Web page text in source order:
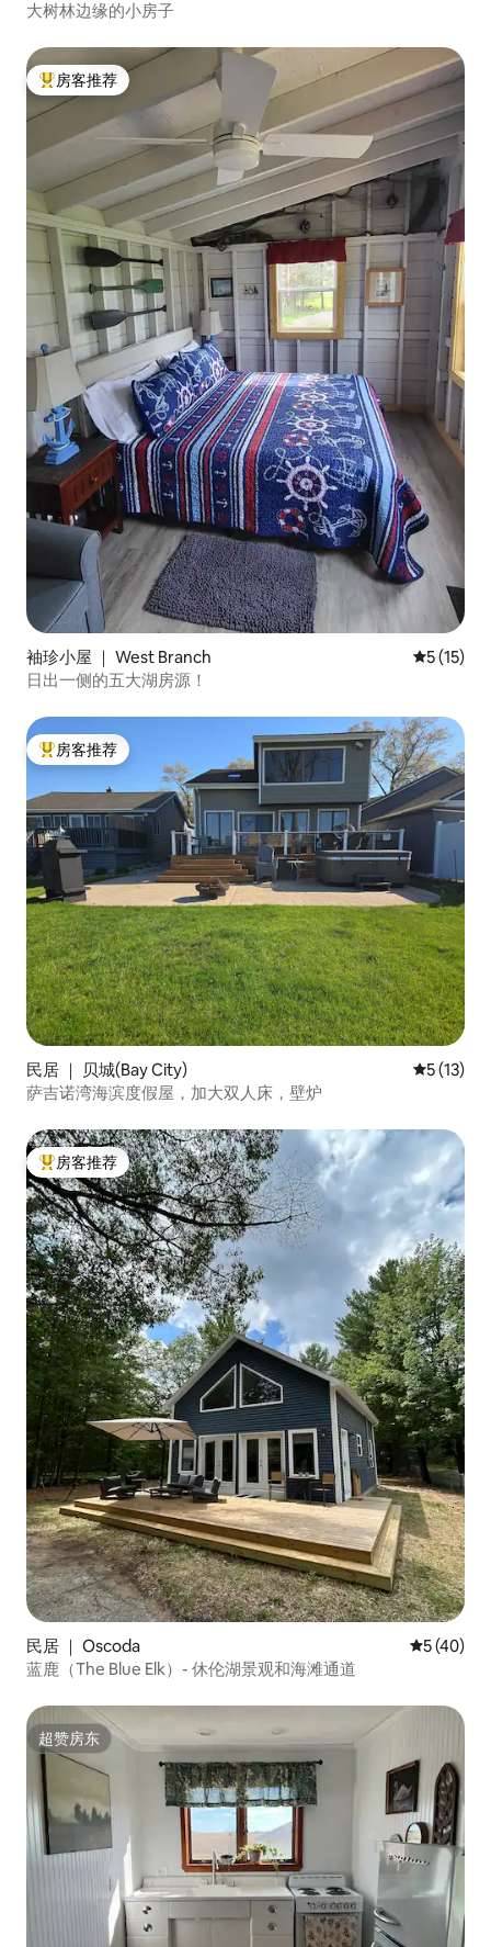
大树林边缘的小房子
热门「房客推荐」
房客推荐
袖珍小屋 ｜ West Branch 平均评分
5 (15)
日出一侧的五大湖房源！
热门「房客推荐」
房客推荐
民居 ｜ 贝城(Bay City) 平均评分
5 (13)
萨吉诺湾海滨度假屋，加大双人床，壁炉
热门「房客推荐」
房客推荐
民居 ｜ Oscoda 平均评分
5 (40)
蓝鹿（The Blue Elk）- 休伦湖景观和海滩通道
超赞房东
超赞房东